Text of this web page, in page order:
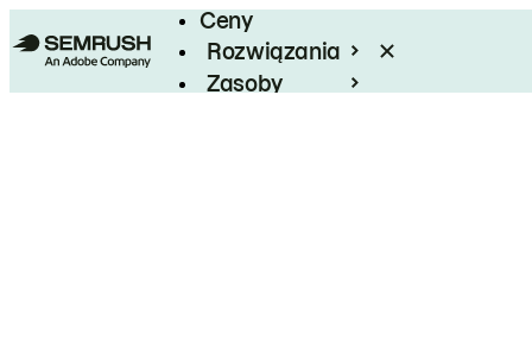
Ceny
Rozwiązania
Zasoby